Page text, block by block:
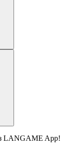
LANGAME App!